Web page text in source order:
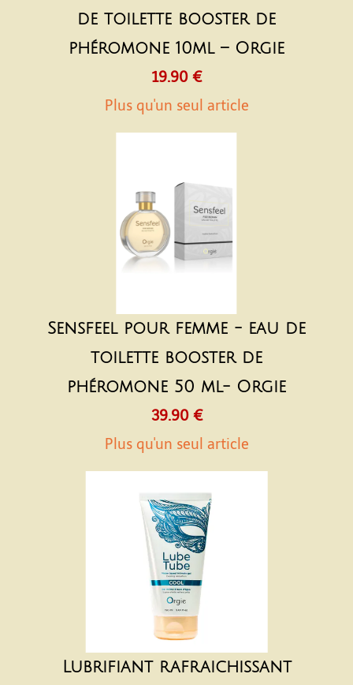
de toilette booster de
phéromone 10ml – Orgie
19.90 €
Plus qu'un seul article
Sensfeel pour femme - eau de
toilette booster de
phéromone 50 ml- Orgie
39.90 €
Plus qu'un seul article
Lubrifiant rafraichissant